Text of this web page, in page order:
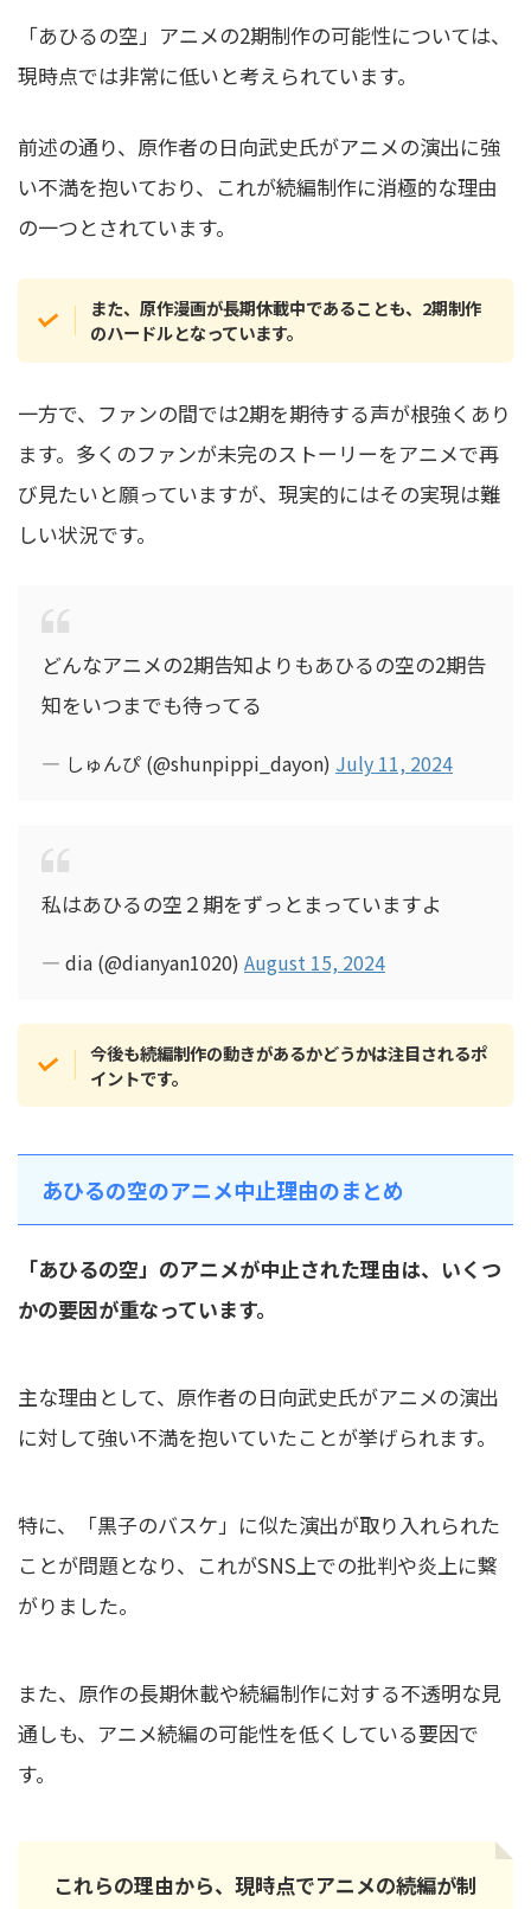
「あひるの空」アニメの2期制作の可能性については、
現時点では非常に低いと考えられています。
前述の通り、原作者の日向武史氏がアニメの演出に強
い不満を抱いており、これが続編制作に消極的な理由
の一つとされています。
また、原作漫画が長期休載中であることも、2期制作
のハードルとなっています。
一方で、ファンの間では2期を期待する声が根強くあり
ます。多くのファンが未完のストーリーをアニメで再
び見たいと願っていますが、現実的にはその実現は難
しい状況です。
どんなアニメの2期告知よりもあひるの空の2期告
知をいつまでも待ってる
— しゅんぴ (@shunpippi_dayon) July 11, 2024
私はあひるの空２期をずっとまっていますよ
— dia (@dianyan1020) August 15, 2024
今後も続編制作の動きがあるかどうかは注目されるポ
イントです。
あひるの空のアニメ中止理由のまとめ
「あひるの空」のアニメが中止された理由は、いくつ
かの要因が重なっています。
主な理由として、原作者の日向武史氏がアニメの演出
に対して強い不満を抱いていたことが挙げられます。
特に、「黒子のバスケ」に似た演出が取り入れられた
ことが問題となり、これがSNS上での批判や炎上に繋
がりました。
また、原作の長期休載や続編制作に対する不透明な見
通しも、アニメ続編の可能性を低くしている要因で
す。
これらの理由から、現時点でアニメの続編が制